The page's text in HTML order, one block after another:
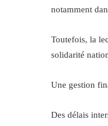
notamment
Toutefois, la
solidarité
Une gestion
Des délais